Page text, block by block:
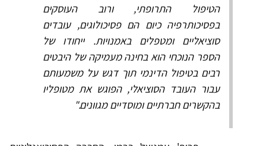
הטיפול התרופתי, ורוב העוסקים
בפסיכותרפיה כיום הם פסיכולוגים, עובדים
סוציאליים ומטפלים באמנויות. ייחודו של
הספר הנוכחי הוא בחינה מעמיקה של היבטים
רבים בטיפול הדינמי תוך דגש על משמעותם
עבור העובד הסוציאלי, הפוגש את מטופליו
בהקשרים חברתיים ומוסדיים מגוונים."